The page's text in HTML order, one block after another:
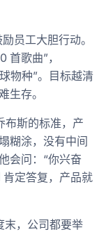
员工大胆行动。
首歌曲”，
物种”。目标越清
生存。
布斯的标准，产
糊涂，没有中间
会问：“你兴奋
定答复，产品就
末，公司都要举